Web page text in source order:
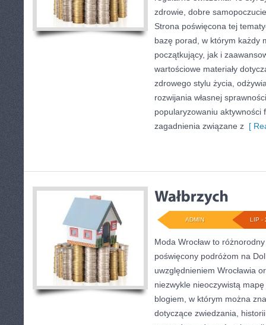
zdrowie, dobre
Strona poświęcona tej
bazę porad, w którym każdy
początkujący, jak i
wartościowe materiały
zdrowego stylu życia,
rozwijania własnej
popularyzowaniu aktywności
zagadnienia związane z [
LIP -
ADMIN
Moda Wrocław to
poświęcony podróżom na
uwzględnieniem Wrocławia
niezwykle nieoczywistą
blogiem, w którym można
dotyczące zwiedzania,